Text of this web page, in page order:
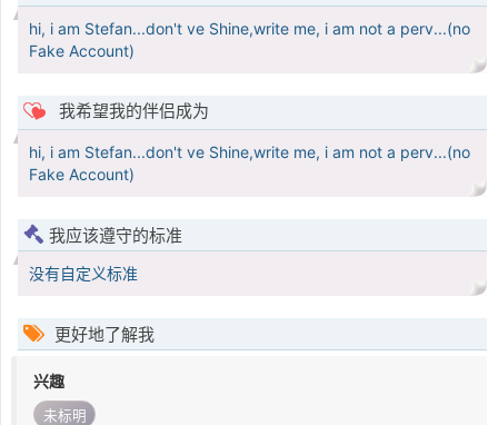
hi, i am Stefan...don't ve Shine,write me, i am not a perv...(no
Fake Account)
我希望我的伴侣成为
hi, i am Stefan...don't ve Shine,write me, i am not a perv...(no
Fake Account)
我应该遵守的标准
没有自定义标准
更好地了解我
兴趣
未标明